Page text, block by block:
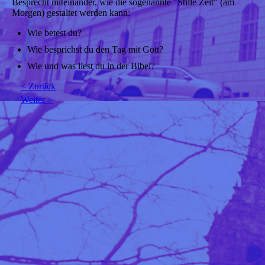
Besprecht miteinander, wie die sogenannte "Stille Zeit" (am
Morgen) gestaltet werden kann:
Wie betest du?
Wie besprichst du den Tag mit Gott?
Wie und was liest du in der Bibel?
< Zurück
Weiter >